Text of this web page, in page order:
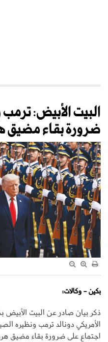
البيت الأبيض:
ضرورة بقاء مضيق
بكين - وكالات:
ذكر بيان صادر عن البيت الأبيض
الأمريكي دونالد ترمب ونظيره
اجتماع على ضرورة بقاء مضيق